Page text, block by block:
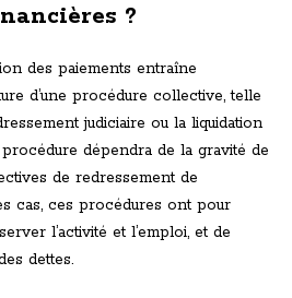
?
des paiements entraîne
d’une procédure collective, telle
judiciaire ou la liquidation
dépendra de la gravité de
de redressement de
cas, ces procédures ont pour
l’activité et l’emploi, et de
dettes.